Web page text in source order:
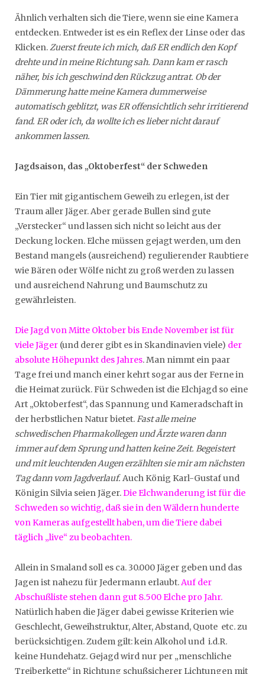
Ähnlich verhalten sich die Tiere, wenn sie eine Kamera
entdecken. Entweder ist es ein Reflex der Linse oder das
Klicken.Zuerst freute ich mich, daß ER endlich den Kopf
drehte und in meine Richtung sah. Dann kam er rasch
näher, bis ich geschwind den Rückzug antrat. Ob der
Dämmerung hatte meine Kamera dummerweise
automatisch geblitzt, was ER offensichtlich sehr irritierend
fand. ER oder ich, da wollte ich es lieber nicht darauf
ankommen lassen.
Jagdsaison, das „Oktoberfest“ der Schweden
Ein Tier mit gigantischem Geweih zu erlegen, ist der
Traum aller Jäger. Aber gerade Bullen sind gute
„Verstecker“ und lassen sich nicht so leicht aus der
Deckung locken. Elche müssen gejagt werden, um den
Bestand mangels (ausreichend) regulierender Raubtiere
wie Bären oder Wölfe nicht zu groß werden zu lassen
und ausreichend Nahrung und Baumschutz zu
gewährleisten.
Die Jagd von Mitte Oktober bis Ende November ist für
viele Jäger (und derer gibt es in Skandinavien viele) der
absolute Höhepunkt des Jahres. Man nimmt ein paar
Tage frei und manch einer kehrt sogar aus der Ferne in
die Heimat zurück. Für Schweden ist die Elchjagd so eine
Art „Oktoberfest“, das Spannung und Kameradschaft in
der herbstlichen Natur bietet.Fast alle meine
schwedischen Pharmakollegen und Ärzte waren dann
immer auf dem Sprung und hatten keine Zeit. Begeistert
und mit leuchtenden Augen erzählten sie mir am nächsten
Tag dann vom Jagdverlauf.Auch König Karl-Gustaf und
Königin Silvia seien Jäger.Die Elchwanderung ist für die
Schweden so wichtig, daß sie in den Wäldern hunderte
von Kameras aufgestellt haben, um die Tiere dabei
täglich „live“ zu beobachten.
Allein in Smaland soll es ca. 30.000 Jäger geben und das
Jagen ist nahezu für Jedermann erlaubt.Auf der
Abschußliste stehen dann gut 8.500 Elche pro Jahr.
Natürlich haben die Jäger dabei gewisse Kriterien wie
Geschlecht, Geweihstruktur, Alter, Abstand, Quote etc. zu
berücksichtigen. Zudem gilt: kein Alkohol und i.d.R.
keine Hundehatz. Gejagd wird nur per „menschliche
Treiberkette“ in Richtung schußsicherer Lichtungen mit